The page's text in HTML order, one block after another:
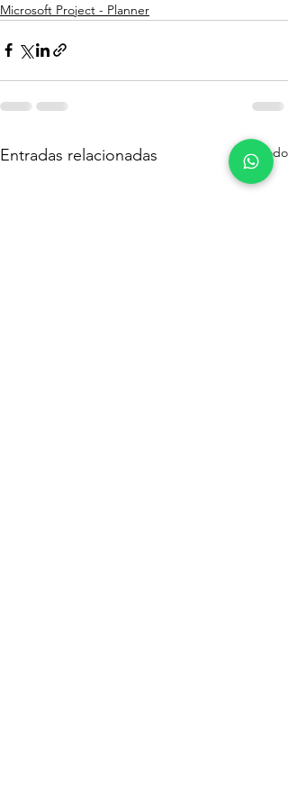
Microsoft Project - Planner
Entradas relacionadas Ver todo